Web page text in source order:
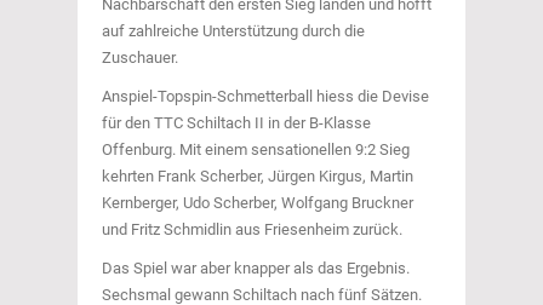
Nachbarschaft den ersten Sieg landen und hofft
auf zahlreiche Unterstützung durch die
Zuschauer.
Anspiel-Topspin-Schmetterball hiess die Devise
für den TTC Schiltach II in der B-Klasse
Offenburg. Mit einem sensationellen 9:2 Sieg
kehrten Frank Scherber, Jürgen Kirgus, Martin
Kernberger, Udo Scherber, Wolfgang Bruckner
und Fritz Schmidlin aus Friesenheim zurück.
Das Spiel war aber knapper als das Ergebnis.
Sechsmal gewann Schiltach nach fünf Sätzen.